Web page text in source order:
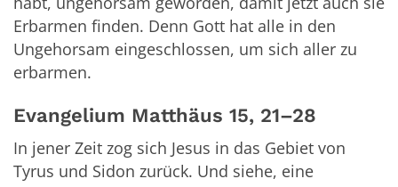
Erbarmen finden. Denn Gott hat alle in den
Ungehorsam eingeschlossen, um sich aller zu
erbarmen.
Evangelium Matthäus 15, 21–28
In jener Zeit zog sich Jesus in das Gebiet von
Tyrus und Sidon zurück. Und siehe, eine